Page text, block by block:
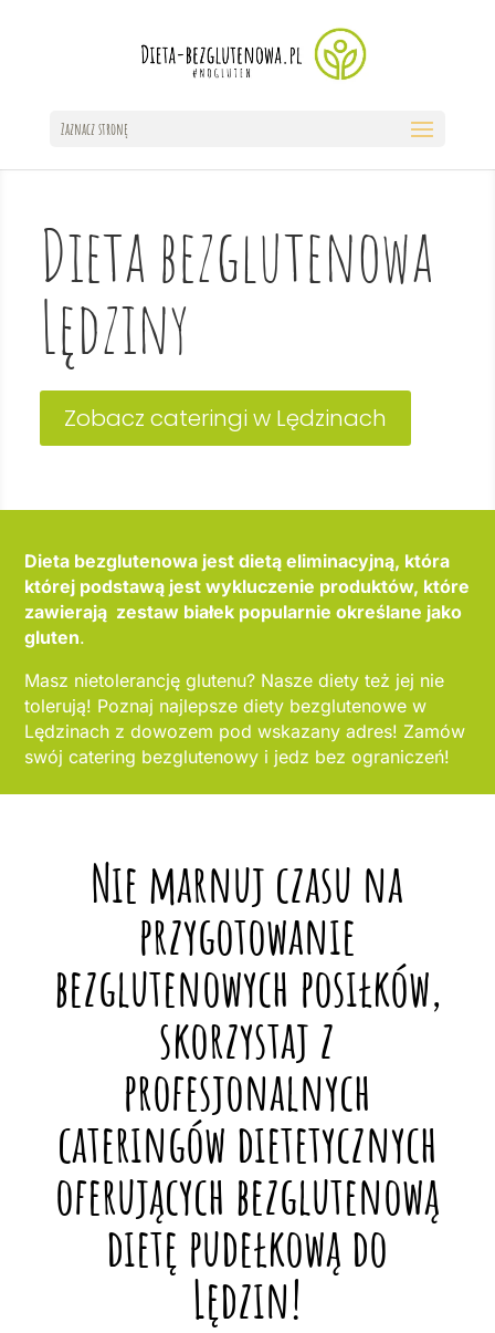
Zaznacz stronę
Dieta bezglutenowa
Lędziny
Zobacz cateringi w Lędzinach
Dieta bezglutenowa jest dietą eliminacyjną, która
której podstawą jest wykluczenie produktów, które
zawierają zestaw białek popularnie określane jako
gluten.
Masz nietolerancję glutenu? Nasze diety też jej nie
tolerują! Poznaj najlepsze diety bezglutenowe w
Lędzinach z dowozem pod wskazany adres! Zamów
swój catering bezglutenowy i jedz bez ograniczeń!
Nie marnuj czasu na
przygotowanie
bezglutenowych posiłków,
skorzystaj z
profesjonalnych
cateringów dietetycznych
oferujących bezglutenową
dietę pudełkową do
Lędzin!